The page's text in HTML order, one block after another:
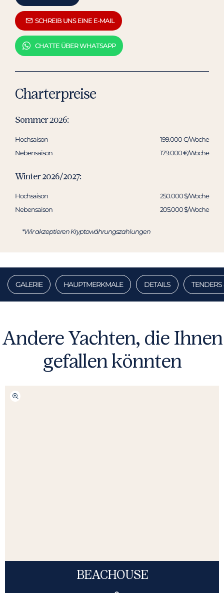
SCHREIB UNS EINE E-MAIL
CHATTE ÜBER WHATSAPP
Charterpreise
Sommer 2026:
Hochsaison
199.000 €/Woche
Nebensaison
179.000 €/Woche
Winter 2026/2027:
Hochsaison
250.000 $/Woche
Nebensaison
205.000 $/Woche
*Wir akzeptieren Kryptowährungszahlungen
GALERIE HAUPTMERKMALE DETAILS TENDERS
Andere Yachten, die Ihnen
gefallen könnten
BEACHOUSE